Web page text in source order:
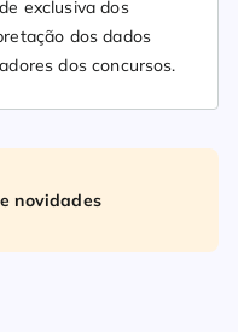
exclusiva dos
dos dados
dos concursos.
novidades